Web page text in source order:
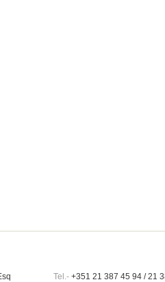
Tel.-+351 21 387 45 94 / 21